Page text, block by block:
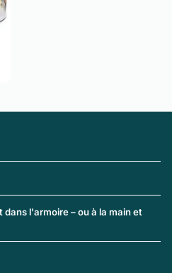
l'armoire – ou à la main et